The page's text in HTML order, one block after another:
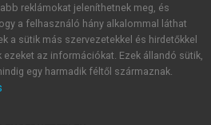
újdonságairól, akcióiról.
Kiadó Zrt. újdonságairól,
reklámokat jeleníthetnek meg, és
a felhasználó hány alkalommal láthat
a sütik más szervezetekkel és hirdetőkkel
az információkat. Ezek állandó sütik,
egy harmadik féltől származnak.